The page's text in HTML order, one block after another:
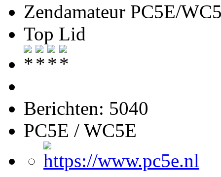
Zendamateur PC5E/
Top Lid
Berichten: 5040
PC5E / WC5E